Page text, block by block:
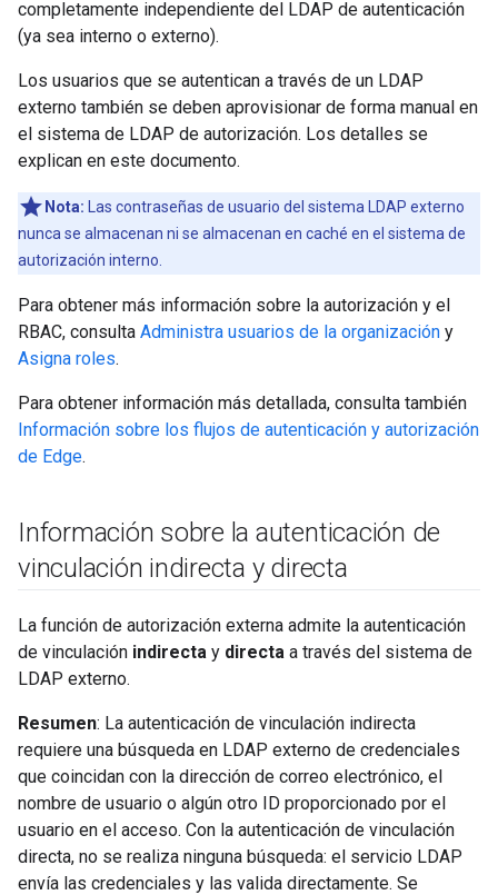
completamente independiente del LDAP de autenticación
(ya sea interno o externo).
Los usuarios que se autentican a través de un LDAP
externo también se deben aprovisionar de forma manual en
el sistema de LDAP de autorización. Los detalles se
explican en este documento.
Nota: Las contraseñas de usuario del sistema LDAP externo
nunca se almacenan ni se almacenan en caché en el sistema de
autorización interno.
Para obtener más información sobre la autorización y el
RBAC, consulta Administra usuarios de la organización y
Asigna roles.
Para obtener información más detallada, consulta también
Información sobre los flujos de autenticación y autorización
de Edge.
Información sobre la autenticación de
vinculación indirecta y directa
La función de autorización externa admite la autenticación
de vinculación indirecta y directa a través del sistema de
LDAP externo.
Resumen: La autenticación de vinculación indirecta
requiere una búsqueda en LDAP externo de credenciales
que coincidan con la dirección de correo electrónico, el
nombre de usuario o algún otro ID proporcionado por el
usuario en el acceso. Con la autenticación de vinculación
directa, no se realiza ninguna búsqueda: el servicio LDAP
envía las credenciales y las valida directamente. Se